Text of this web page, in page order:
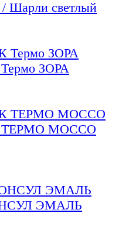
Шарли светлый
ЗОРА
ТЕРМО МОССО
ЭМАЛЬ